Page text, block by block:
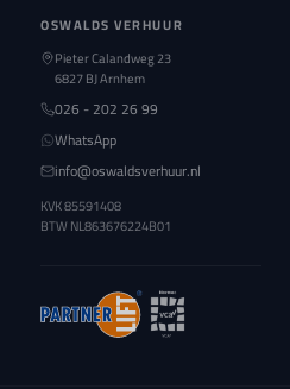
OSWALDS VERHUUR
Pieter Calandweg 23
6827 BJ Arnhem
026 - 202 26 99
WhatsApp
info@oswaldsverhuur.nl
KVK 85591408
BTW NL863676224B01